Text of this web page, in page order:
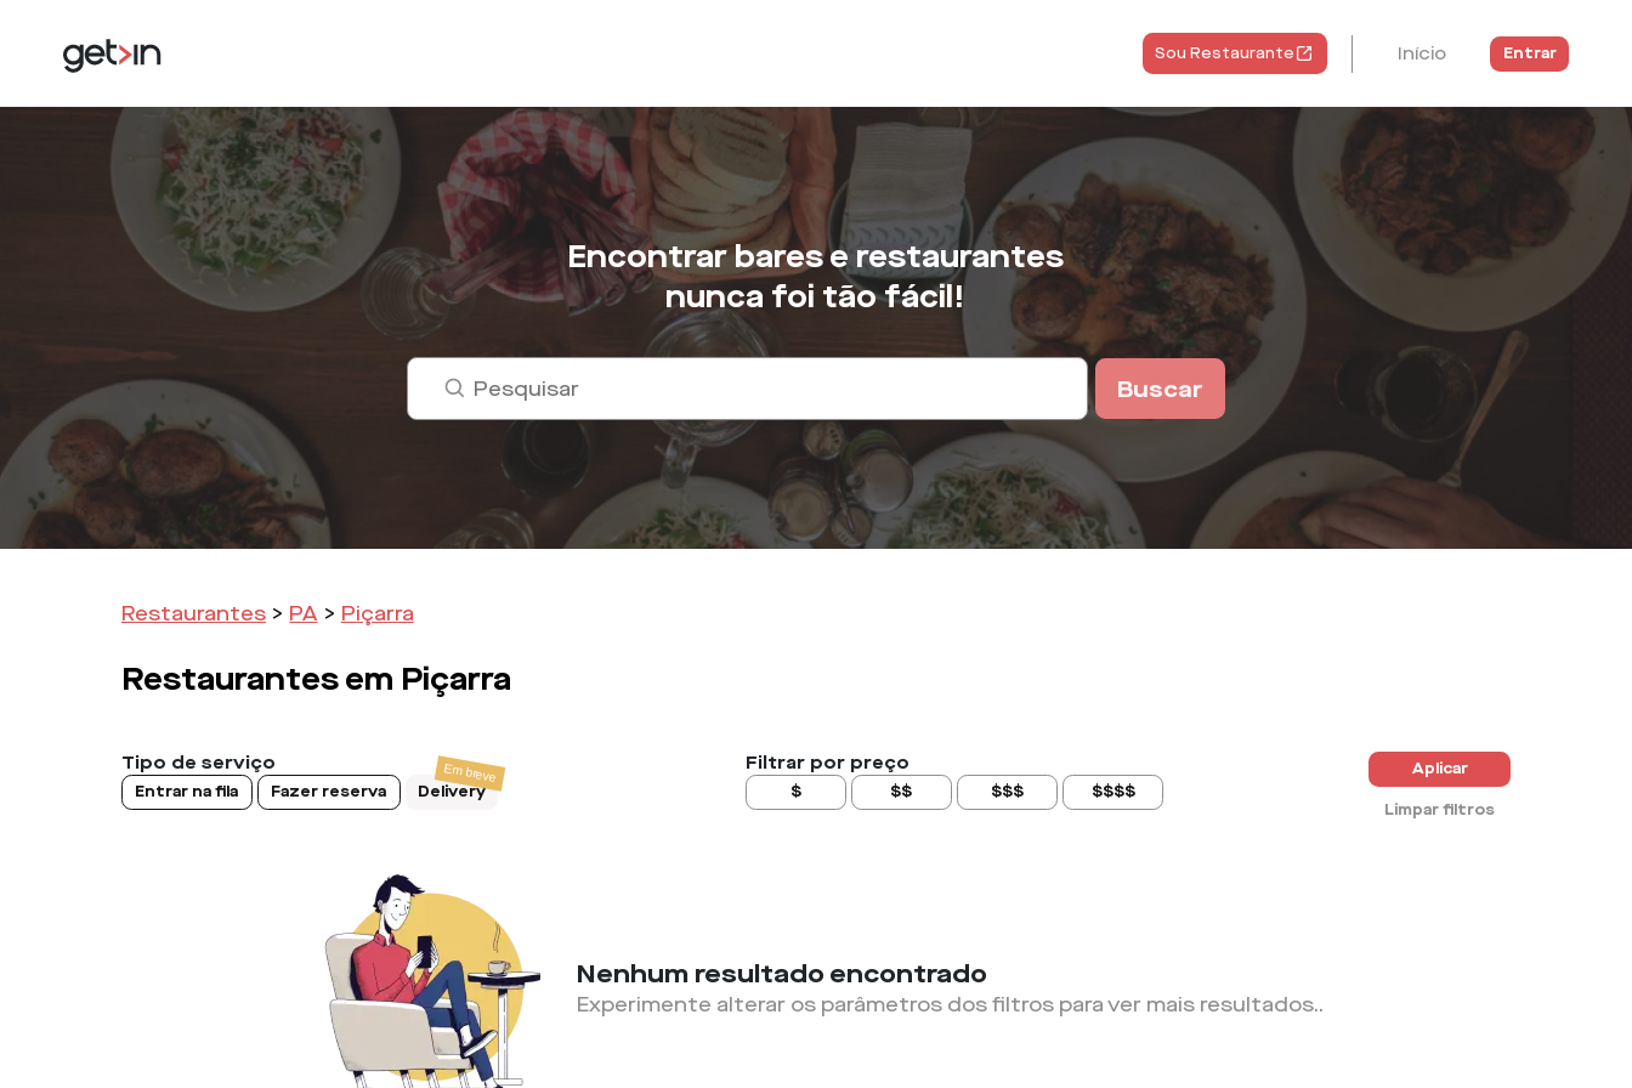
Sou Restaurante Início Entrar
Encontrar bares e restaurantes
nunca foi tão fácil!
Buscar
Restaurantes > PA > Piçarra
Restaurantes em Piçarra
Tipo de serviço
Entrar na fila Fazer reserva Delivery
Filtrar por preço
$ $$ $$$ $$$$
Aplicar
Limpar filtros
Nenhum resultado encontrado
Experimente alterar os parâmetros dos filtros para ver mais resultados..